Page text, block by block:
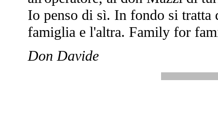
Io penso di sì. In fondo si tratta
famiglia e l'altra. Family for
Don Davide